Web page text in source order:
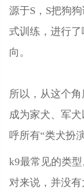
源于S，S把狗
式训练，进行
向。
所以，从这个
成为家犬、军
呼所有“类犬扮
k9最常见的类
对来说，并没